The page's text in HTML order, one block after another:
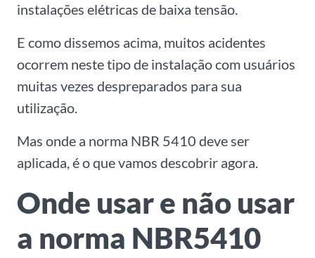
instalações elétricas de baixa tensão.
E como dissemos acima, muitos acidentes
ocorrem neste tipo de instalação com usuários
muitas vezes despreparados para sua
utilização.
Mas onde a norma NBR 5410 deve ser
aplicada, é o que vamos descobrir agora.
Onde usar e não usar
a norma NBR5410